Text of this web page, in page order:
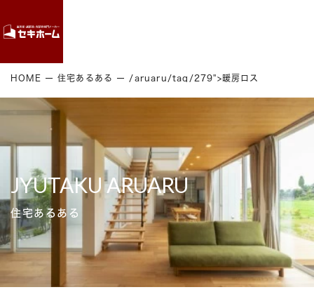
HOME 住宅あるある /aruaru/tag/279">暖房ロス
JYUTAKU ARUARU
住宅あるある